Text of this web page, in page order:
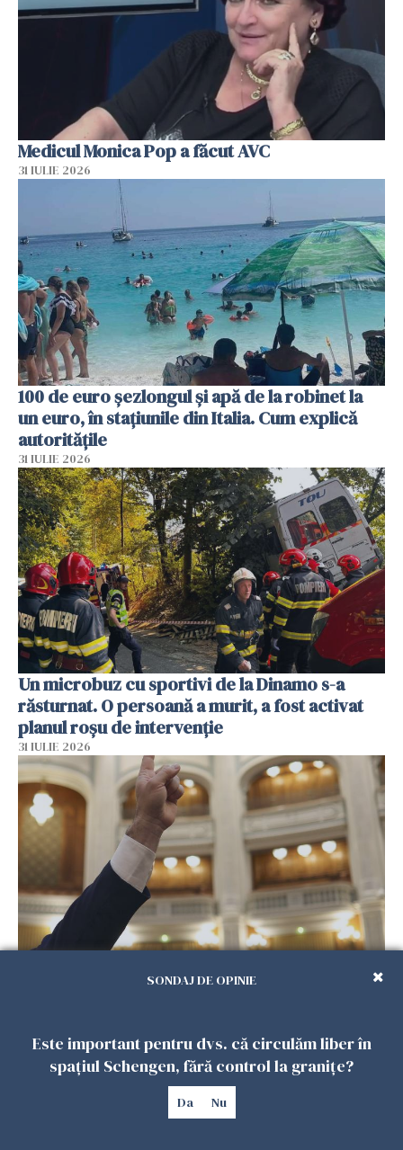
Medicul Monica Pop a făcut AVC
31 IULIE 2026
100 de euro șezlongul și apă de la robinet la
un euro, în stațiunile din Italia. Cum explică
autoritățile
31 IULIE 2026
Un microbuz cu sportivi de la Dinamo s-a
răsturnat. O persoană a murit, a fost activat
planul roșu de intervenție
31 IULIE 2026
Senatul a aprobat acordul SAFE
SONDAJ DE OPINIE
Este important pentru dvs. că circulăm liber în
spațiul Schengen, fără control la granițe?
Da Nu